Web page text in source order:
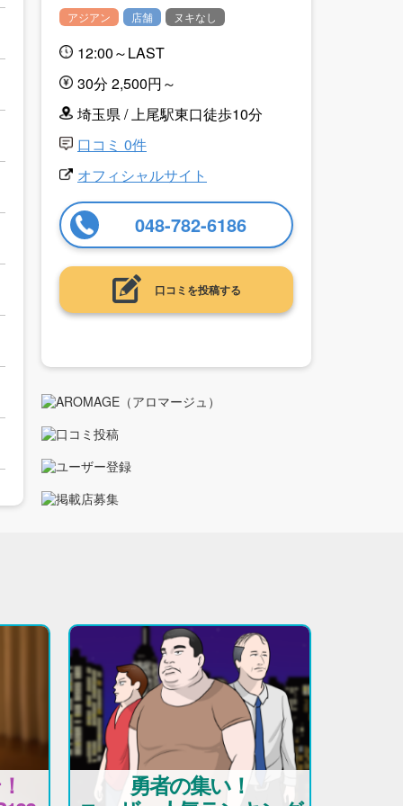
アジアン 店舗 ヌキなし
12:00～LAST
30分 2,500円～
埼玉県 / 上尾駅東口徒歩10分
口コミ 0件
オフィシャルサイト
048-782-6186
口コミを投稿する
勇者の集い！